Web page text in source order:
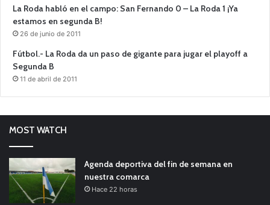
La Roda habló en el campo: San Fernando 0 – La Roda 1 ¡Ya
estamos en segunda B!
26 de junio de 2011
Fútbol.- La Roda da un paso de gigante para jugar el playoff a
Segunda B
11 de abril de 2011
MOST WATCH
Agenda deportiva del fin de semana en
nuestra comarca
Hace 22 horas